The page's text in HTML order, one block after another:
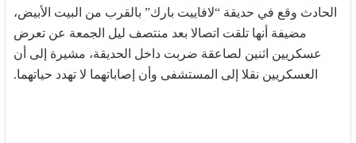
الحادث وقع في حديقة “لافاييت بارك” بالقرب من البيت الأبيض،
مضيفة أنها تلقت اتصالا بعد منتصف ليل الجمعة عن تعرض
عسكريين اثنين لصاعقة ضربت داخل الحديقة، مشيرة إلى أن
العسكريين نقلا إلى المستشفى وأن إصاباتهما لا تهدد حياتهما.